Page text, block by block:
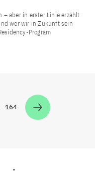
– aber in erster Linie erzählt
wer wir in Zukunft sein
Program
Zur Seite
164